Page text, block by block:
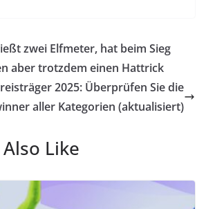
zwei Elfmeter, hat beim Sieg
aber trotzdem einen Hattrick
2025: Überprüfen Sie die
aller Kategorien (aktualisiert)
Like